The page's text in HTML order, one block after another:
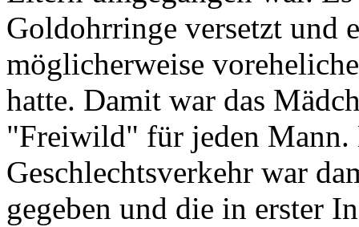
Goldohrringe versetzt und
möglicherweise
hatte. Damit war das
"Freiwild" für jeden Mann.
Geschlechtsverkehr war
gegeben und die in erster